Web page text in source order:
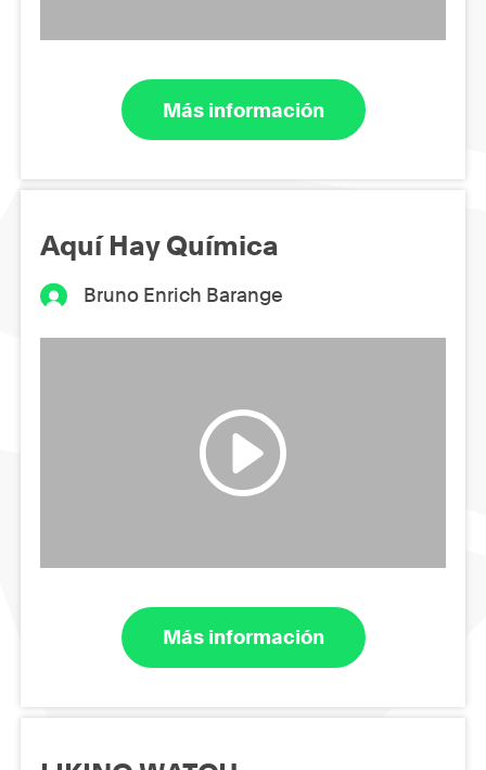
Más información
Aquí Hay Química
Bruno Enrich Barange
Más información